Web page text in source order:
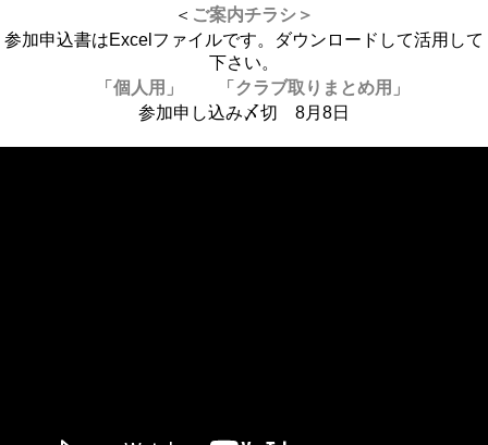
＜ ご案内チラシ＞
参加申込書はExcelファイルです。ダウンロードして活用して
下さい。
「 個人用 」 「 クラブ取りまとめ用 」
参加申し込み〆切 8月8日